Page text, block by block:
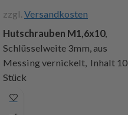
zzgl. Versandkosten
Hutschrauben M1,6x10,
Schlüsselweite 3mm, aus
Messing vernickelt, Inhalt 10
Stück
Art.Nr. 216321